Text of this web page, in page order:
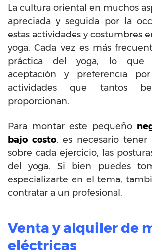
La cultura oriental en muchos
apreciada y seguida por la
estas actividades y costumbres
yoga. Cada vez es más
práctica del yoga, lo que
aceptación y preferencia
actividades que tantos
proporcionan.
Para montar este pequeño
bajo costo, es necesario tener
sobre cada ejercicio, las
del yoga. Si bien puedes
especializarte en el tema,
contratar a un profesional.
Venta y alquiler de
eléctricas